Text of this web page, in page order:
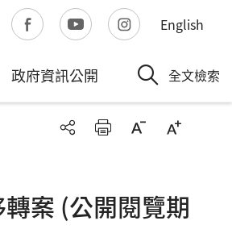
English
政府資訊公開 全文檢索
案 (公開閱覽期